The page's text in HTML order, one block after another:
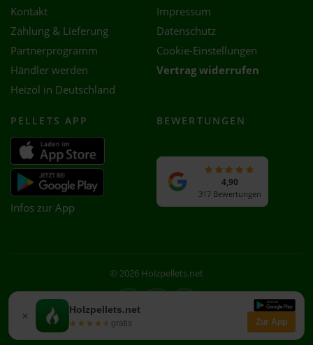
× Holzpellets.net
★★★★★
★★★★★ gratis Zur App
Kontakt
Zahlung & Lieferung
Partnerprogramm
Händler werden
Heizöl in Deutschland
Impressum
Datenschutz
Cookie-Einstellungen
Vertrag widerrufen
PELLETS APP
Infos zur App
BEWERTUNGEN
4,90
317 Bewertungen
© 2026 Holzpellets.net
Facebook